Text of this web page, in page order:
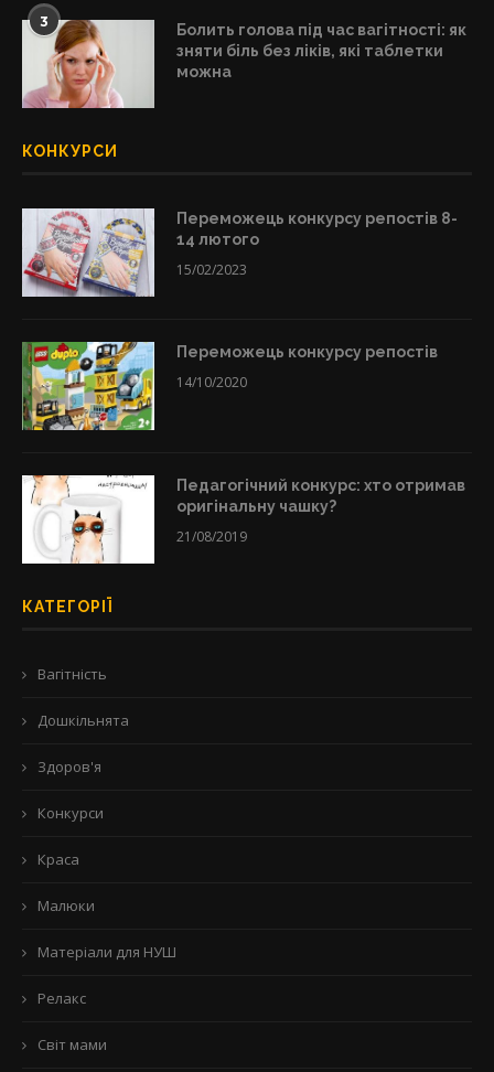
3
Болить голова під час вагітності: як
зняти біль без ліків, які таблетки
можна
КОНКУРСИ
Переможець конкурсу репостів 8-
14 лютого
15/02/2023
Переможець конкурсу репостів
14/10/2020
Педагогічний конкурс: хто отримав
оригінальну чашку?
21/08/2019
КАТЕГОРІЇ
Вагітність
Дошкільнята
Здоров'я
Конкурси
Краса
Малюки
Матеріали для НУШ
Релакс
Світ мами